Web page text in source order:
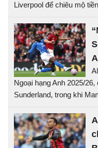
Liverpool để chiêu mộ
Ngoại hạng Anh 2025/
Sunderland, trong khi